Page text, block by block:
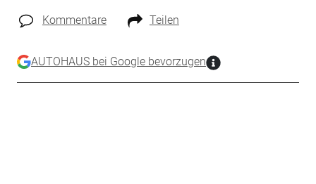
Kommentare Teilen
AUTOHAUS bei Google bevorzugen